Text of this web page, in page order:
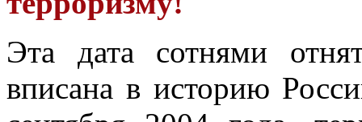
Эта дата сотнями
вписана в историю